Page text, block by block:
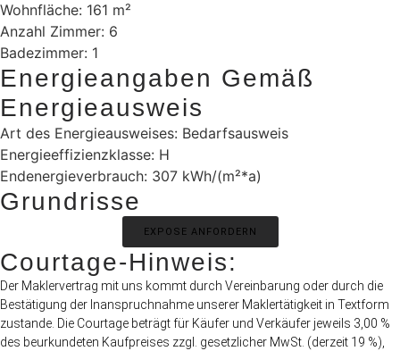
Wohnfläche: 161 m²
Anzahl Zimmer: 6
Badezimmer: 1
Energieangaben Gemäß
Energieausweis
Art des Energieausweises: Bedarfsausweis
Energieeffizienzklasse: H
Endenergieverbrauch: 307 kWh/(m²*a)
Grundrisse
EXPOSE ANFORDERN
Courtage-Hinweis:
Der Maklervertrag mit uns kommt durch Vereinbarung oder durch die
Bestätigung der Inanspruchnahme unserer Maklertätigkeit in Textform
zustande. Die Courtage beträgt für Käufer und Verkäufer jeweils 3,00 %
des beurkundeten Kaufpreises zzgl. gesetzlicher MwSt. (derzeit 19 %),